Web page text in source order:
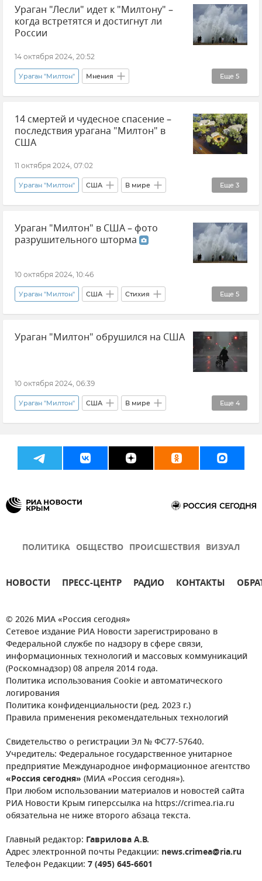
Церковный раскол на Украине
Погода Стихия
Ураган "Лесли" идет к "Милтону" –
когда встретятся и достигнут ли
России
14 октября 2024, 20:52
Еще 5
Ураган "Милтон" Мнения
Роман Вильфанд Природа Стихия
Эксклюзивы РИА Новости Крым Новости
14 смертей и чудесное спасение –
последствия урагана "Милтон" в
США
11 октября 2024, 07:02
Еще 3
Ураган "Милтон" США В мире
Стихия Происшествия Новости
Ураган "Милтон" в США – фото
разрушительного шторма
10 октября 2024, 10:46
Еще 5
Ураган "Милтон" США Стихия
Происшествия В мире Фото
Фотоленты Погода
Ураган "Милтон" обрушился на США
10 октября 2024, 06:39
Еще 4
Ураган "Милтон" США В мире
Происшествия Стихия Погода
Новости
ПОЛИТИКА ОБЩЕСТВО ПРОИСШЕСТВИЯ ВИЗУАЛ
НОВОСТИ ПРЕСС-ЦЕНТР РАДИО КОНТАКТЫ
© 2026 МИА «Россия сегодня»
Сетевое издание РИА Новости зарегистрировано в
Федеральной службе по надзору в сфере связи,
информационных технологий и массовых коммуникаций
(Роскомнадзор) 08 апреля 2014 года.
Политика использования Cookie и автоматического
логирования
Политика конфиденциальности (ред. 2023 г.)
Правила применения рекомендательных технологий
Свидетельство о регистрации Эл № ФС77-57640.
Учредитель: Федеральное государственное унитарное
предприятие Международное информационное агентство
«Россия сегодня» (МИА «Россия сегодня»).
При любом использовании материалов и новостей сайта
РИА Новости Крым гиперссылка на https://crimea.ria.ru
обязательна не ниже второго абзаца текста.
Главный редактор: Гаврилова А.В.
Адрес электронной почты Редакции: news.crimea@ria.ru
Телефон Редакции: 7 (495) 645-6601